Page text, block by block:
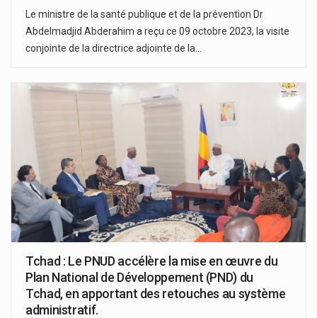
Le ministre de la santé publique et de la prévention Dr
Abdelmadjid Abderahim a reçu ce 09 octobre 2023, la visite
conjointe de la directrice adjointe de la…
Tchad : Le PNUD accélère la mise en œuvre du
Plan National de Développement (PND) du
Tchad, en apportant des retouches au système
administratif.